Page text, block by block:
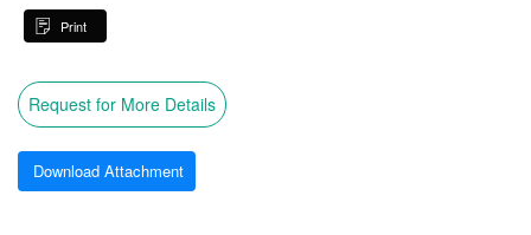
Print
Request for More Details
Download Attachment